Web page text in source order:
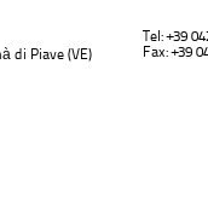
di Piave (VE)
Tel: +39
Fax: +39